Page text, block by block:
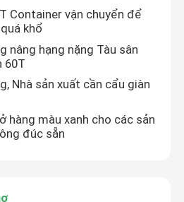
Container vận chuyển để
khổ
nâng hạng nặng Tàu sân
60T
Nhà sản xuất cần cẩu giàn
hàng màu xanh cho các sản
đúc sẵn